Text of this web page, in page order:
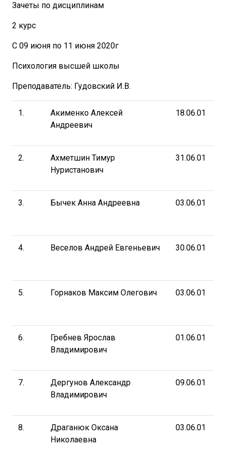
Зачеты по дисциплинам
2 курс
С 09 июня по 11 июня 2020г
Психология высшей школы
Преподаватель: Гудовский И.В.
1.
Акименко Алексей
Андреевич
18.06.01
2.
Ахметшин Тимур
Нуристанович
31.06.01
3. Бычек Анна Андреевна 03.06.01
4. Веселов Андрей Евгеньевич 30.06.01
5. Горнаков Максим Олегович 03.06.01
6.
Гребнев Ярослав
Владимирович
01.06.01
7.
Дергунов Александр
Владимирович
09.06.01
8.
Драганюк Оксана
Николаевна
03.06.01